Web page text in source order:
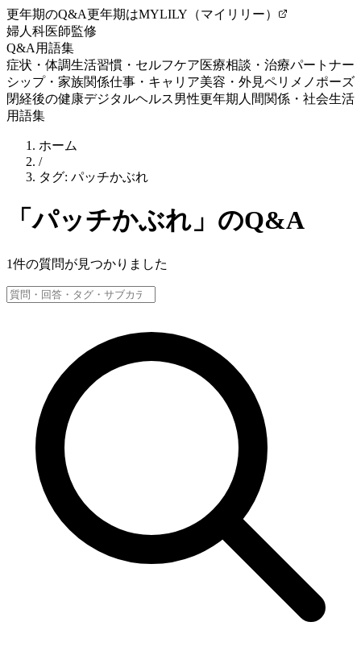
更年期のQ&A更年期はMYLILY（マイリリー）
婦人科医師監修
Q&A 用語集
症状・体調生活習慣・セルフケア医療相談・治療パートナー
シップ・家族関係仕事・キャリア美容・外見ペリメノポーズ
閉経後の健康デジタルヘルス男性更年期 人間関係・社会生活
用語集
ホーム
/
タグ: パッチかぶれ
「パッチかぶれ 」のQ&A
1件の質問が見つかりました